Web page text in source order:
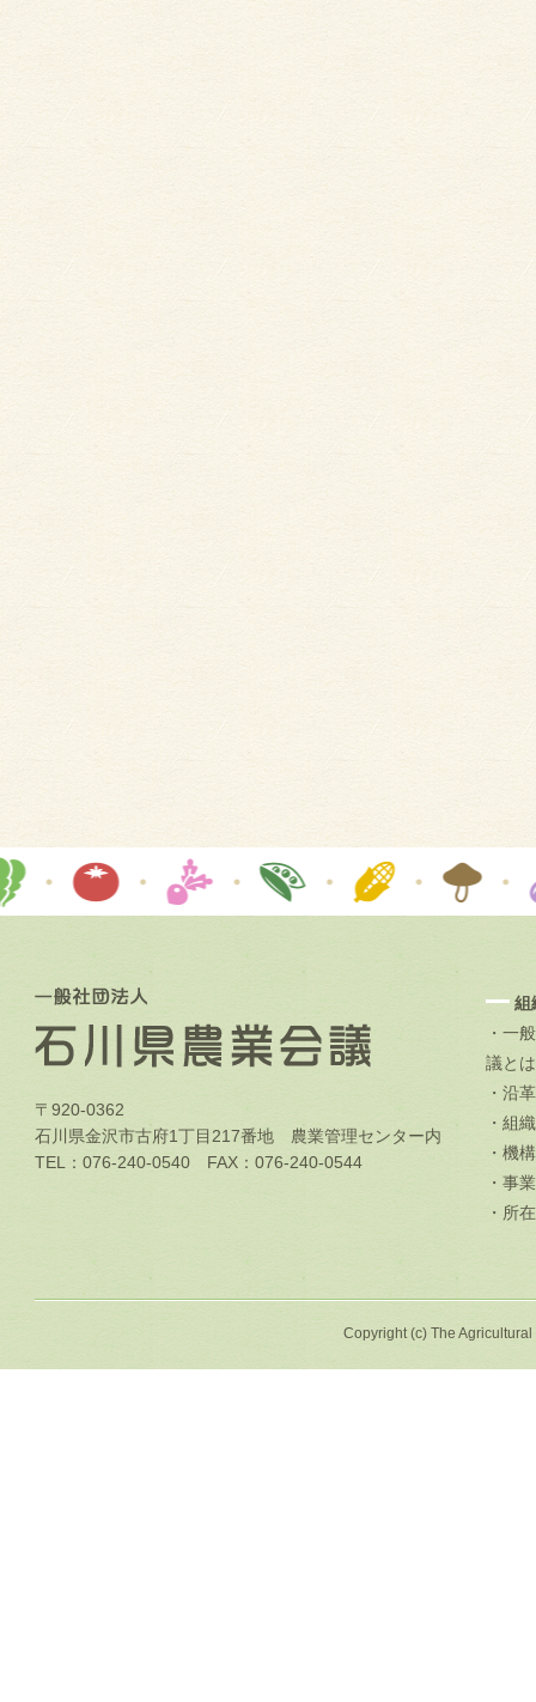
〒920-0362
石川県金沢市古府1丁目217番地 農業管理センター内
TEL：076-240-0540 FAX：076-240-0544
組
・一
議とは
・沿革
・組
・機
・事
・所
Copyright (c) The